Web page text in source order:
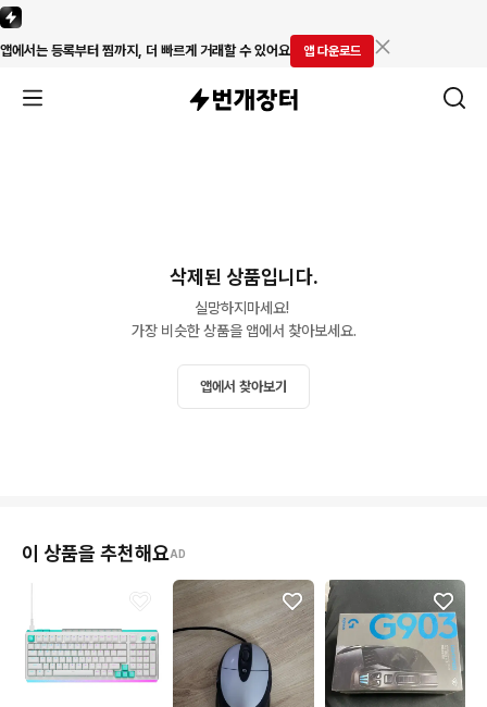
앱에서는 등록부터 찜까지, 더 빠르게 거래할 수 있어요 앱 다운로드
삭제된 상품입니다.
실망하지마세요!
가장 비슷한 상품을 앱에서 찾아보세요.
앱에서 찾아보기
이 상품을 추천해요AD